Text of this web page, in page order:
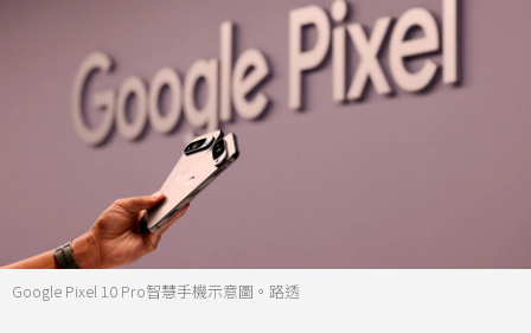
Google Pixel 10 Pro智慧手機示意圖。路透